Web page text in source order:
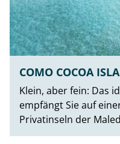
COMO COCOA
Klein, aber fein: Das
empfängt Sie auf
Privatinseln der